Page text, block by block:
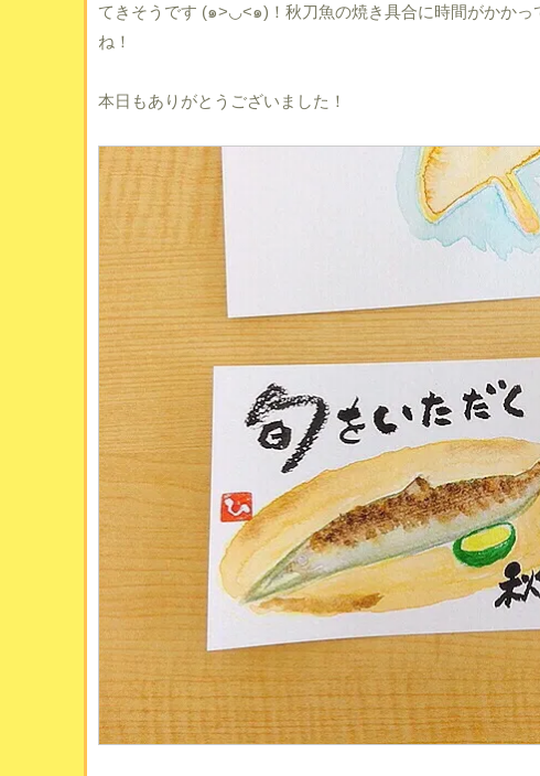
てきそうです (๑>◡<๑)！秋刀魚の焼き具合に時間がかか
ね！
本日もありがとうございました！